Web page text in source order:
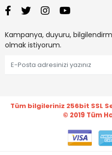
Kampanya, duyuru,
olmak istiyorum.
Tüm bilgileriniz 256bit SSL
© 2019 Tüm